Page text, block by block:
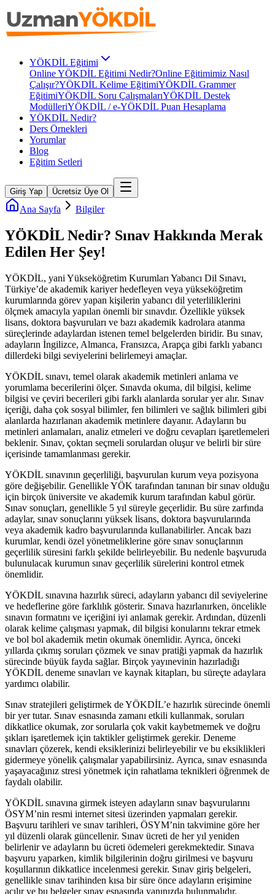
YÖKDİL Eğitimi
Online YÖKDİL Eğitimi Nedir?Online Eğitimimiz Nasıl
Çalışır?YÖKDİL Kelime EğitimiYÖKDİL Grammer
EğitimiYÖKDİL Soru ÇalışmalarıYÖKDİL Destek
ModülleriYÖKDİL / e-YÖKDİL Puan Hesaplama
YÖKDİL Nedir?
Ders Örnekleri
Yorumlar
Blog
Eğitim Setleri
Giriş Yap Ücretsiz Üye Ol
Ana Sayfa Bilgiler
YÖKDİL Nedir? Sınav Hakkında Merak
Edilen Her Şey!
YÖKDİL, yani Yükseköğretim Kurumları Yabancı Dil Sınavı,
Türkiye’de akademik kariyer hedefleyen veya yükseköğretim
kurumlarında görev yapan kişilerin yabancı dil yeterliliklerini
ölçmek amacıyla yapılan önemli bir sınavdır. Özellikle yüksek
lisans, doktora başvuruları ve bazı akademik kadrolara atanma
süreçlerinde adaylardan istenen temel belgelerden biridir. Bu sınav,
adayların İngilizce, Almanca, Fransızca, Arapça gibi farklı yabancı
dillerdeki bilgi seviyelerini belirlemeyi amaçlar.
YÖKDİL sınavı, temel olarak akademik metinleri anlama ve
yorumlama becerilerini ölçer. Sınavda okuma, dil bilgisi, kelime
bilgisi ve çeviri becerileri gibi farklı alanlarda sorular yer alır. Sınav
içeriği, daha çok sosyal bilimler, fen bilimleri ve sağlık bilimleri gibi
alanlarda hazırlanan akademik metinlere dayanır. Adayların bu
metinleri anlamaları, analiz etmeleri ve doğru cevapları işaretlemeleri
beklenir. Sınav, çoktan seçmeli sorulardan oluşur ve belirli bir süre
içerisinde tamamlanması gerekir.
YÖKDİL sınavının geçerliliği, başvurulan kurum veya pozisyona
göre değişebilir. Genellikle YÖK tarafından tanınan bir sınav olduğu
için birçok üniversite ve akademik kurum tarafından kabul görür.
Sınav sonuçları, genellikle 5 yıl süreyle geçerlidir. Bu süre zarfında
adaylar, sınav sonuçlarını yüksek lisans, doktora başvurularında
veya akademik kadro başvurularında kullanabilirler. Ancak bazı
kurumlar, kendi özel yönetmeliklerine göre sınav sonuçlarının
geçerlilik süresini farklı şekilde belirleyebilir. Bu nedenle başvuruda
bulunulacak kurumun sınav geçerlilik sürelerini kontrol etmek
önemlidir.
YÖKDİL sınavına hazırlık süreci, adayların yabancı dil seviyelerine
ve hedeflerine göre farklılık gösterir. Sınava hazırlanırken, öncelikle
sınavın formatını ve içeriğini iyi anlamak gerekir. Ardından, düzenli
olarak kelime çalışması yapmak, dil bilgisi konularını tekrar etmek
ve bol bol akademik metin okumak önemlidir. Ayrıca, önceki
yıllarda çıkmış soruları çözmek ve sınav pratiği yapmak da hazırlık
sürecinde büyük fayda sağlar. Birçok yayınevinin hazırladığı
YÖKDİL deneme sınavları ve kaynak kitapları, bu süreçte adaylara
yardımcı olabilir.
Sınav stratejileri geliştirmek de YÖKDİL’e hazırlık sürecinde önemli
bir yer tutar. Sınav esnasında zamanı etkili kullanmak, soruları
dikkatlice okumak, zor sorularla çok vakit kaybetmemek ve doğru
şıkları işaretlemek için taktikler geliştirmek gerekir. Deneme
sınavları çözerek, kendi eksiklerinizi belirleyebilir ve bu eksiklikleri
gidermeye yönelik çalışmalar yapabilirsiniz. Ayrıca, sınav esnasında
yaşayacağınız stresi yönetmek için rahatlama teknikleri öğrenmek de
faydalı olabilir.
YÖKDİL sınavına girmek isteyen adayların sınav başvurularını
ÖSYM’nin resmi internet sitesi üzerinden yapmaları gerekir.
Başvuru tarihleri ve sınav tarihleri, ÖSYM’nin takvimine göre her
yıl düzenli olarak güncellenir. Sınav ücreti de her yıl yeniden
belirlenir ve adayların bu ücreti ödemeleri gerekmektedir. Sınava
başvuru yaparken, kimlik bilgilerinin doğru girilmesi ve başvuru
koşullarının dikkatlice incelenmesi gerekir. Sınav giriş belgeleri,
genellikle sınav tarihinden kısa bir süre önce adayların erişimine
açılır ve bu belgeler sınav esnasında yanınızda bulunmalıdır.